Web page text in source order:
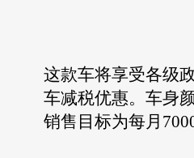
这款车将享受各级
车减税优惠。车身
销售目标为每月